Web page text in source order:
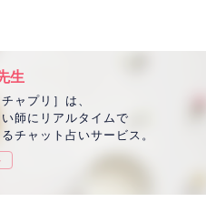
生
ャプリ］は、
師にリアルタイムで
チャット占いサービス。